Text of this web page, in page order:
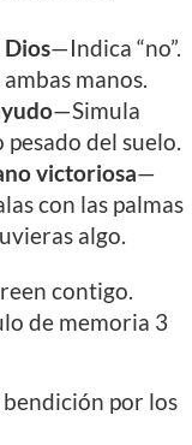
Dios—Indica “no”.
manos.
—Simula
del suelo.
victoriosa—
con las palmas
algo.
contigo.
de memoria 3
por los